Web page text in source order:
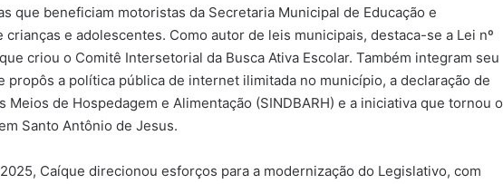
que beneficiam motoristas da Secretaria Municipal de Educação e
e adolescentes. Como autor de leis municipais, destaca-se a Lei nº
criou o Comitê Intersetorial da Busca Ativa Escolar. Também integram seu
a política pública de internet ilimitada no município, a declaração de
de Hospedagem e Alimentação (SINDBARH) e a iniciativa que tornou o
Santo Antônio de Jesus.
Caíque direcionou esforços para a modernização do Legislativo, com